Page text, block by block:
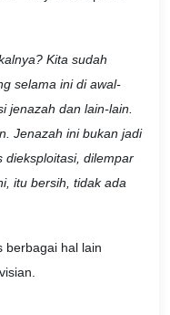
Kita sudah
selama ini di awal-
jenazah dan lain-lain.
Jenazah ini bukan jadi
dieksploitasi, dilempar
itu bersih, tidak ada
berbagai hal lain